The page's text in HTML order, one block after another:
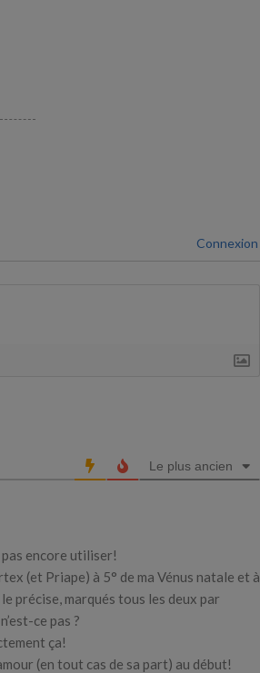
Connexion
Le plus ancien
encore utiliser!
(et Priape) à 5° de ma Vénus natale et à
précise, marqués tous les deux par
ce pas ?
ça!
(en tout cas de sa part) au début!